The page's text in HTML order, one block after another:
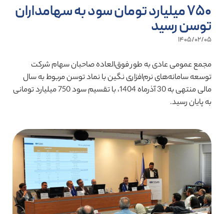
750 میلیارد تومان سود به سهامداران
توسن رسید
1405/02/05
مجمع عمومی عادی به طور فوق‌العاده صاحبان سهام شرکت
توسعه سامانه‌های نرم‌افزاری نگین با نماد توسن مربوط به سال
مالی منتهی به 30 آذرماه 1404، با تقسیم سود 750 میلیارد تومانی
به پایان رسید.